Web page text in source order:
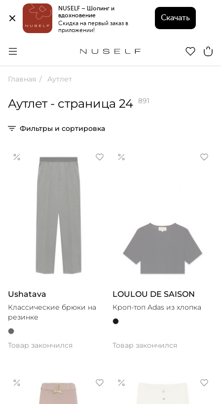
NUSELF – Шопинг и
вдохновение
Скидка на первый заказ в
приложении!
Скачать
Главная Аутлет
Аутлет - страница 24 891
Фильтры и сортировка
Ushatava
Классические брюки на
резинке
Товар закончился
LOULOU DE SAISON
Кроп-топ Adas из хлопка
Товар закончился